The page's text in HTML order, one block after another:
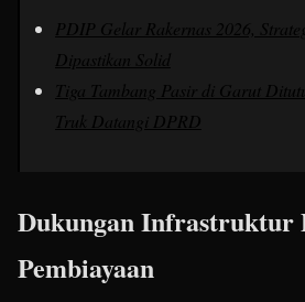
PDIP Gelar Rakernas 2026,
Dipastikan Solid
Tiga Tambang Pasir di Garut
Truk Datangi DPRD
Dukungan Infrastruktur
Pembiayaan